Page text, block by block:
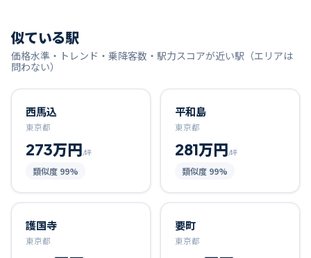
似ている駅
価格水準・トレンド・乗降客数・駅力スコアが近い駅（エリアは
問わない）
西馬込
東京都
273万円/坪
類似度 99%
平和島
東京都
281万円/坪
類似度 99%
護国寺
東京都
要町
東京都